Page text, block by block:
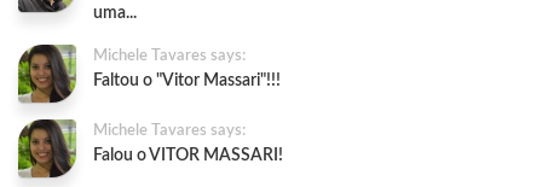
uma...
Michele Tavares says:
Faltou o "Vitor Massari"!!!
Michele Tavares says:
Falou o VITOR MASSARI!